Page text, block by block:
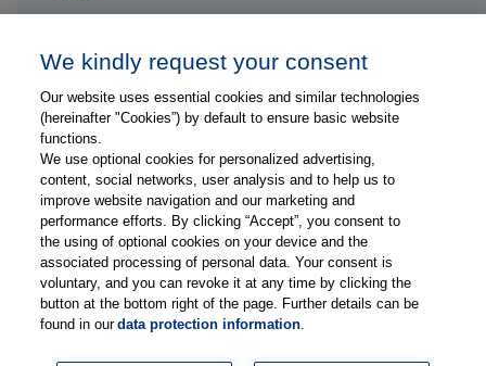
Folge uns auf ...
Impressum
Datenschutzerklärung
FAQs
We kindly request your consent
Our website uses essential cookies and similar technologies
(hereinafter "Cookies”) by default to ensure basic website
functions.
We use optional cookies for personalized advertising,
content, social networks, user analysis and to help us to
improve website navigation and our marketing and
performance efforts. By clicking “Accept”, you consent to
the using of optional cookies on your device and the
associated processing of personal data. Your consent is
voluntary, and you can revoke it at any time by clicking the
button at the bottom right of the page. Further details can be
found in ourdata protection information.